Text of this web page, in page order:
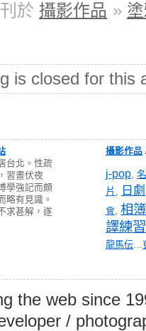
於 攝影作品 »
is closed for this
台北。性疏
習晝伏夜
學強記而頗
略有見識。
求甚解，遂
攝影作品
j-pop,
片 , 日劇
會, 相簿
譯練習
龍馬伝…
the web since
/